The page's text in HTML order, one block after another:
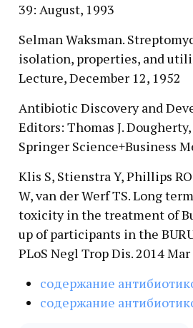
39: August, 1993
Selman Waksman.
isolation, properties, and
Lecture, December 12, 1952
Antibiotic Discovery and
Editors: Thomas J.
Springer Science+Business
Klis S, Stienstra Y, Phillips
W, van der Werf TS. Long
toxicity in the treatment of
up of participants in the
PLoS Negl Trop Dis. 2014
содержание
содержание